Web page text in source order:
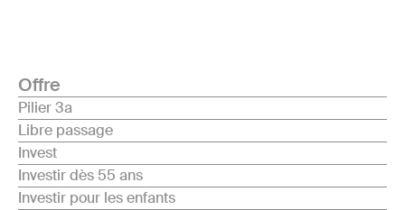
Offre
Pilier 3a
Libre passage
Invest
Investir dès 55 ans
Investir pour les enfants